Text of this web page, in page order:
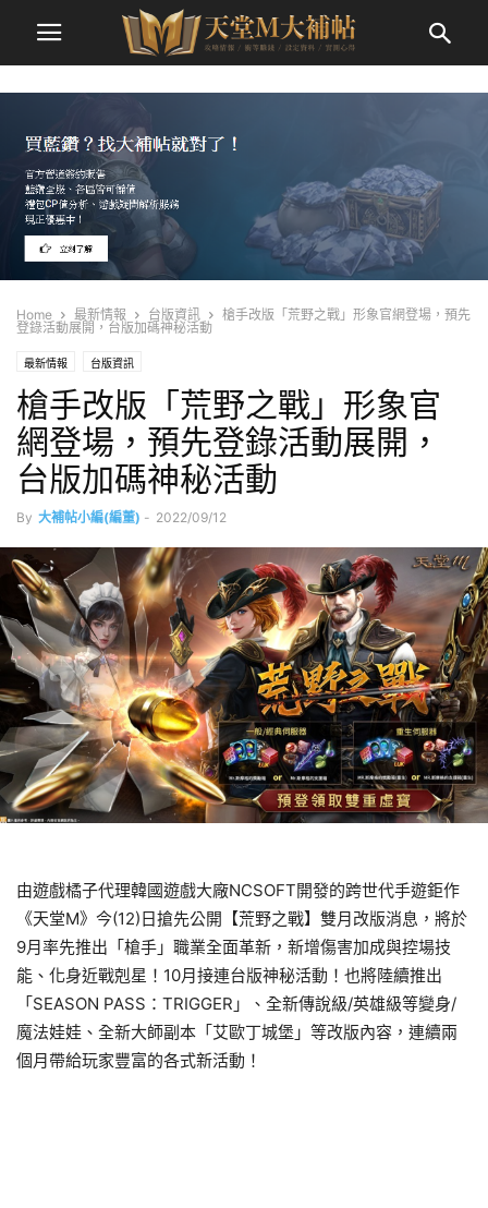
Home 最新情報 台版資訊
槍手改版「荒野之戰」形象官網登場，預先
登錄活動展開，台版加碼神秘活動
最新情報 台版資訊
槍手改版「荒野之戰」形象官
網登場，預先登錄活動展開，
台版加碼神秘活動
By 大補帖小編(編董) - 2022/09/12
由遊戲橘子代理韓國遊戲大廠NCSOFT開發的跨世代手遊鉅作
《天堂M》今(12)日搶先公開【荒野之戰】雙月改版消息，將於
9月率先推出「槍手」職業全面革新，新增傷害加成與控場技
能、化身近戰剋星！10月接連台版神秘活動！也將陸續推出
「SEASON PASS：TRIGGER」、全新傳說級/英雄級等變身/
魔法娃娃、全新大師副本「艾歐丁城堡」等改版內容，連續兩
個月帶給玩家豐富的各式新活動！